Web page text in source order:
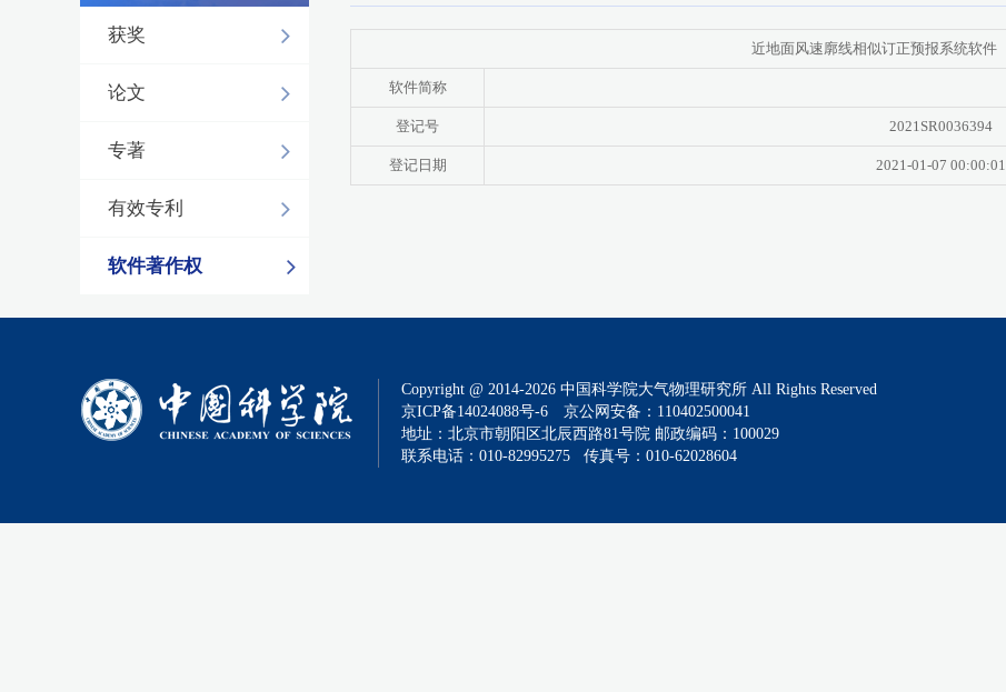
获奖
论文
专著
有效专利
软件著作权
近地面风速廓线相似订正预报系统软件
软件简称
登记号 2021SR0036394
登记日期 2021-01-07 00:00:01
Copyright @ 2014-2026 中国科学院大气物理研究所 All Rights Reserved
京ICP备14024088号-6
京公网安备：110402500041
地址：北京市朝阳区北辰西路81号院 邮政编码：100029
联系电话：010-82995275 传真号：010-62028604